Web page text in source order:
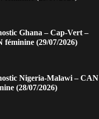
Ghana – Cap-Vert –
féminine (29/07/2026)
Nigeria-Malawi – CAN
(28/07/2026)